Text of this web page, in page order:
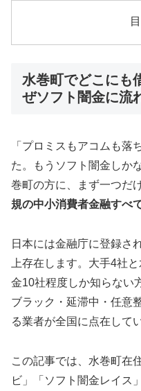
水巻町でどこにも
ぜソフト闇金に流
「プロミスもアコムも落
た。もうソフト闇金し
巻町の方に、まず一つだ
規の中小消費者金融すべ
日本には金融庁に登録さ
上存在します。大手4社
金10社程度しか知らない
ブラック・延滞中・任意
る業者が全国に点在して
この記事では、水巻町在
ビ」「ソフト闇金レイス